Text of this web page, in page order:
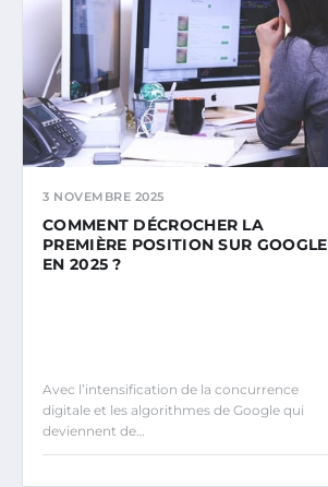
3 NOVEMBRE 2025
COMMENT DÉCROCHER LA
PREMIÈRE POSITION SUR GOOGLE
EN 2025 ?
Avec l’intensification de la concurrence
digitale et les algorithmes de Google qui
deviennent de…